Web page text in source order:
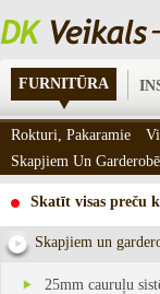
FURNITŪRA
Skatīt visas preču
Skapjiem un
25mm cauruļu
Rokturi, Pakaramie
Skapjiem Un